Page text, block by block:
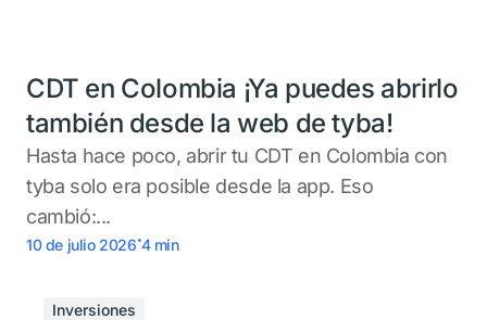
CDT en Colombia ¡Ya puedes abrirlo
también desde la web de tyba!
Hasta hace poco, abrir tu CDT en Colombia con
tyba solo era posible desde la app. Eso
cambió:...
10 de julio 2026.4 min
Inversiones